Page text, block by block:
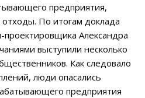
предприятия,
По итогам доклада
проектировщика Александра
выступили несколько
Как следовало
люди опасались
предприятия